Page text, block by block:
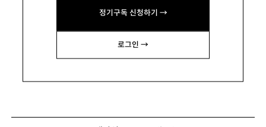
정기구독 신청하기 →
로그인 →